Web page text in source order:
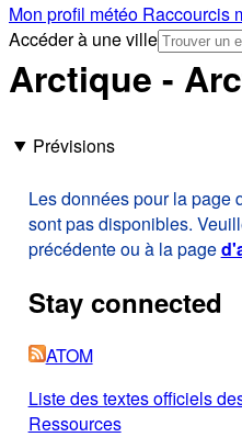
Mon profil météo Raccourcis
Accéder à une ville
Arctique -
Prévisions
Les données pour la page
sont pas disponibles.
précédente ou à la page
Stay connected
ATOM
Liste des textes officiels
Ressources